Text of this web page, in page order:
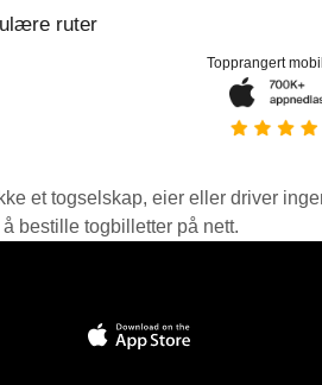
ruter
Topprangert
et togselskap, eier eller driver
bestille togbilletter på nett.